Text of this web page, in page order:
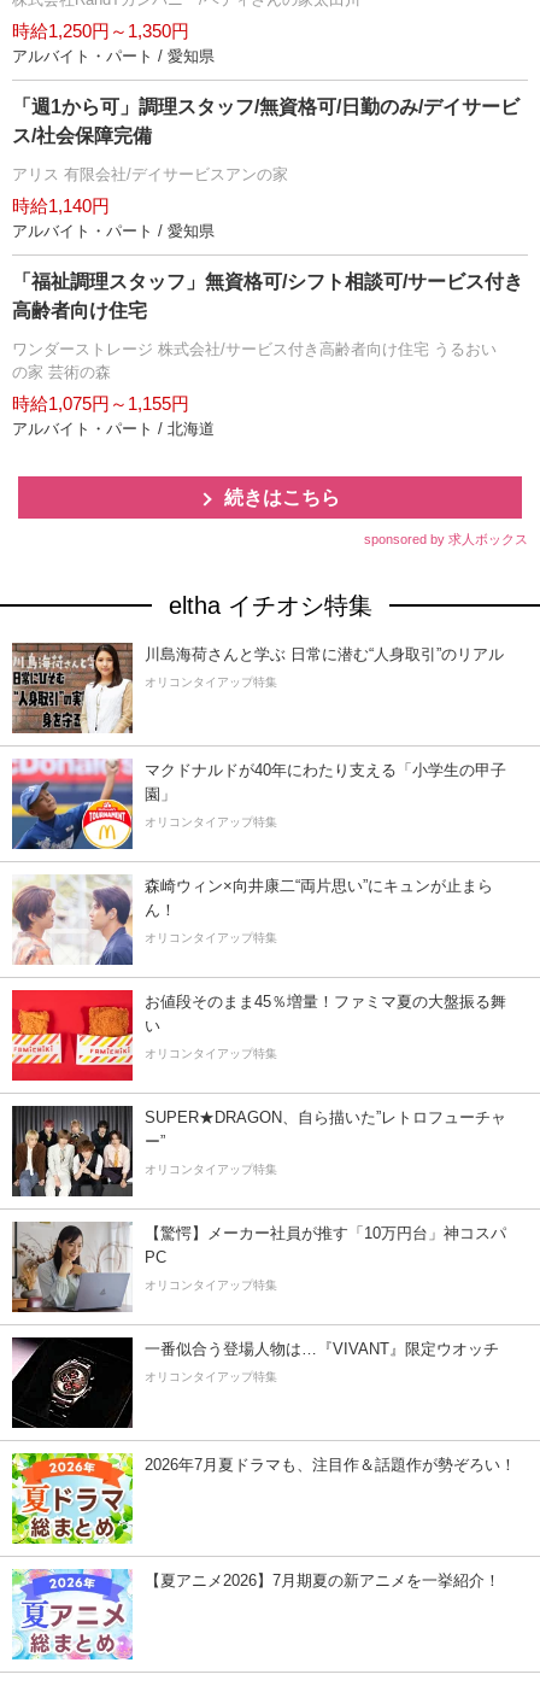
時給1,250円～1,350円
アルバイト・パート / 愛知県
「週1から可」調理スタッフ/無資格可/日勤のみ/デイサービ
ス/社会保障完備
アリス 有限会社/デイサービスアンの家
時給1,140円
アルバイト・パート / 愛知県
「福祉調理スタッフ」無資格可/シフト相談可/サービス付き
高齢者向け住宅
ワンダーストレージ 株式会社/サービス付き高齢者向け住宅 うるおい
の家 芸術の森
時給1,075円～1,155円
アルバイト・パート / 北海道
続きはこちら
sponsored by 求人ボックス
eltha イチオシ特集
川島海荷さんと学ぶ 日常に潜む“人身取引”のリアル
オリコンタイアップ特集
マクドナルドが40年にわたり支える「小学生の甲子
園」
オリコンタイアップ特集
森崎ウィン×向井康二“両片思い”にキュンが止まら
ん！
オリコンタイアップ特集
お値段そのまま45％増量！ファミマ夏の大盤振る舞
い
オリコンタイアップ特集
SUPER★DRAGON、自ら描いた”レトロフューチャ
ー”
オリコンタイアップ特集
【驚愕】メーカー社員が推す「10万円台」神コスパ
PC
オリコンタイアップ特集
一番似合う登場人物は…『VIVANT』限定ウオッチ
オリコンタイアップ特集
2026年7月夏ドラマも、注目作＆話題作が勢ぞろい！
【夏アニメ2026】7月期夏の新アニメを一挙紹介！